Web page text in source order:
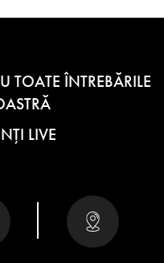
TOATE ÎNTREBĂRILE
LIVE